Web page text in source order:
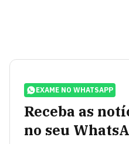
EXAME NO WHATSAPP
Receba as
no seu